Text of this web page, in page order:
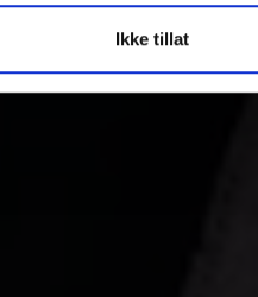
Ikke tillat